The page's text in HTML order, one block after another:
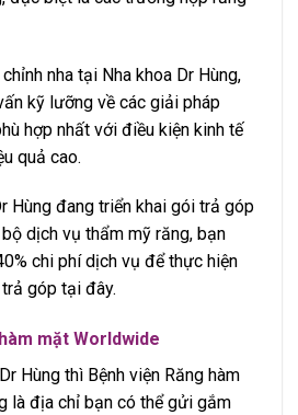
nha tại Nha khoa Dr Hùng,
kỹ lưỡng về các giải pháp
hợp nhất với điều kiện kinh tế
quả cao.
Hùng đang triển khai gói trả góp
dịch vụ thẩm mỹ răng, bạn
chi phí dịch vụ để thực hiện
góp tại đây.
mặt Worldwide
Hùng thì Bệnh viện Răng hàm
là địa chỉ bạn có thể gửi gắm